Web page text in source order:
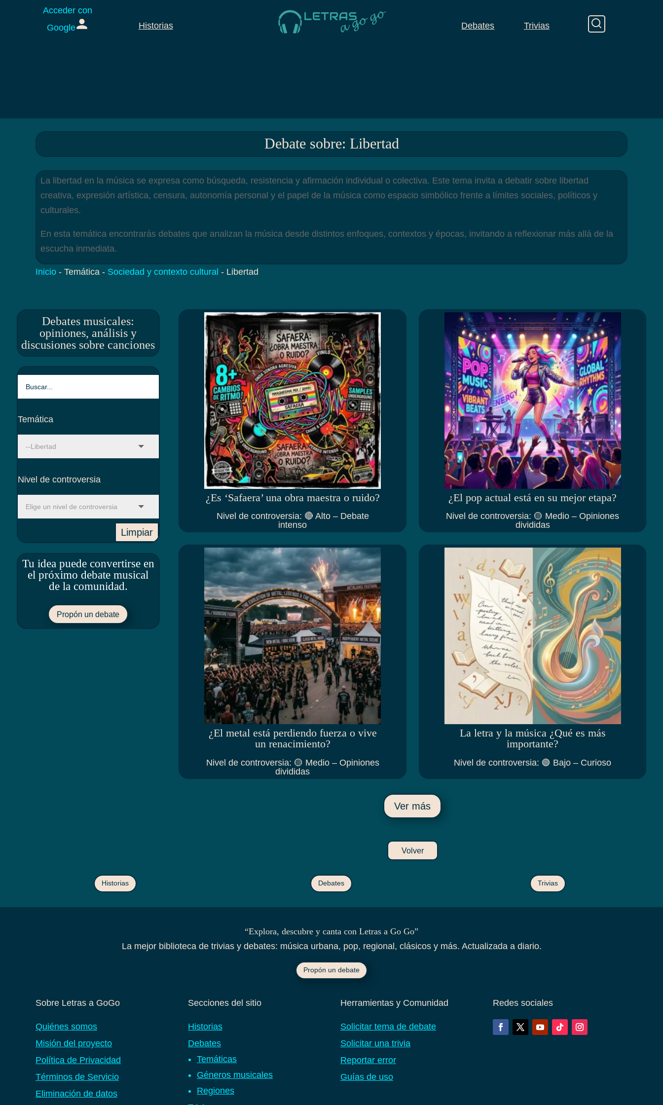
Acceder con
Google
Historias Debates Trivias
Debate sobre: Libertad
La libertad en la música se expresa como búsqueda, resistencia y afirmación individual o colectiva. Este tema invita a debatir sobre libertad
creativa, expresión artística, censura, autonomía personal y el papel de la música como espacio simbólico frente a límites sociales, políticos y
culturales.
En esta temática encontrarás debates que analizan la música desde distintos enfoques, contextos y épocas, invitando a reflexionar más allá de la
escucha inmediata.
Inicio - Temática - Sociedad y contexto cultural - Libertad
Debates musicales:
opiniones, análisis y
discusiones sobre canciones
Temática
Nivel de controversia
Limpiar
Tu idea puede convertirse en
el próximo debate musical
de la comunidad.
Propón un debate
¿Es ‘Safaera’ una obra maestra o ruido?
Nivel de controversia: 🔴 Alto – Debate
intenso
¿El pop actual está en su mejor etapa?
Nivel de controversia: 🟡 Medio – Opiniones
divididas
¿El metal está perdiendo fuerza o vive
un renacimiento?
Nivel de controversia: 🟡 Medio – Opiniones
divididas
La letra y la música ¿Qué es más
importante?
Nivel de controversia: 🟢 Bajo – Curioso
Ver más
Volver
Historias Debates Trivias
“Explora, descubre y canta con Letras a Go Go”
La mejor biblioteca de trivias y debates: música urbana, pop, regional, clásicos y más. Actualizada a diario.
Propón un debate
Sobre Letras a GoGo
Quiénes somos
Misión del proyecto
Política de Privacidad
Términos de Servicio
Eliminación de datos
Secciones del sitio
Historias
Debates
Temáticas
Géneros musicales
Regiones
Herramientas y Comunidad
Solicitar tema de debate
Solicitar una trivia
Reportar error
Guías de uso
Redes sociales